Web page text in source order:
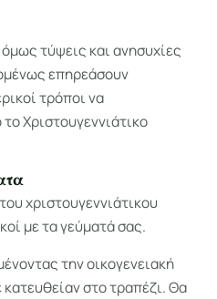
τύψεις και ανησυχίες
επηρεάσουν
τρόποι να
Χριστουγεννιάτικο
χριστουγεννιάτικου
με τα γεύματά σας.
την οικογενειακή
στο τραπέζι. Θα